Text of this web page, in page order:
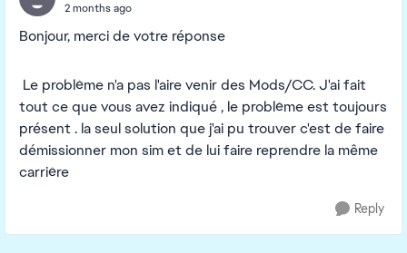
2 months ago
Bonjour, merci de votre réponse
Le problème n'a pas l'aire venir des Mods/CC. J'ai fait
tout ce que vous avez indiqué , le problème est toujours
présent . la seul solution que j'ai pu trouver c'est de faire
démissionner mon sim et de lui faire reprendre la même
carrière
Reply